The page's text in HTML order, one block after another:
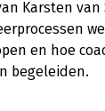
Karsten
en hoe
begeleiden.